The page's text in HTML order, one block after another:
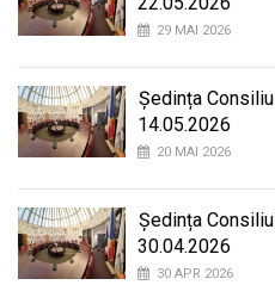
29 MAI 2026
Ședința
14.05.2026
20 MAI 2026
Ședința
30.04.2026
30 APR 2026